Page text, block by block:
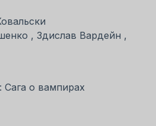
, Здислав Вардейн ,
Сага о вампирах